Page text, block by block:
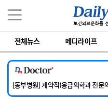
전체뉴스 메디라이프
[서울아산병원] 2026년 하반기 인턴
[영남대학교의료원] 마취통증의학
[충남대학교병원] 소아청소년과(소
[동부병원] 계약직(응급의학과 전문
[이대목동병원] 하반기 전공의(레지